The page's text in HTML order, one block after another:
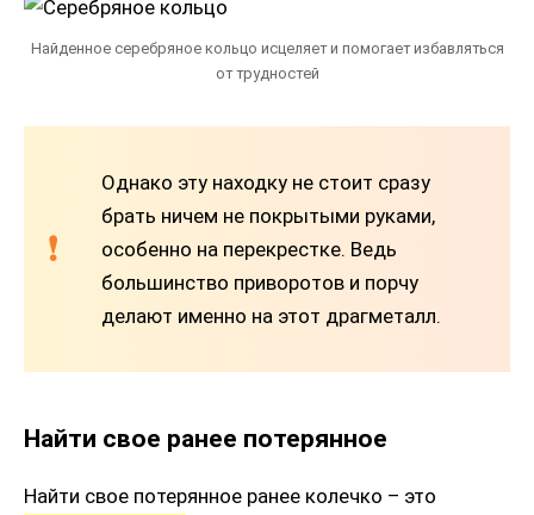
Найденное серебряное кольцо исцеляет и помогает избавляться
от трудностей
Однако эту находку не стоит сразу
брать ничем не покрытыми руками,
особенно на перекрестке. Ведь
большинство приворотов и порчу
делают именно на этот драгметалл.
Найти свое ранее потерянное
Найти свое потерянное ранее колечко – это